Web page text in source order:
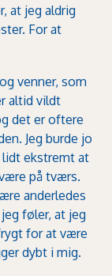
at jeg aldrig
For at
venner, som
altid vildt
det er oftere
Jeg burde jo
lidt ekstremt at
på tværs.
anderledes
føler, at jeg
for at være
dybt i mig.